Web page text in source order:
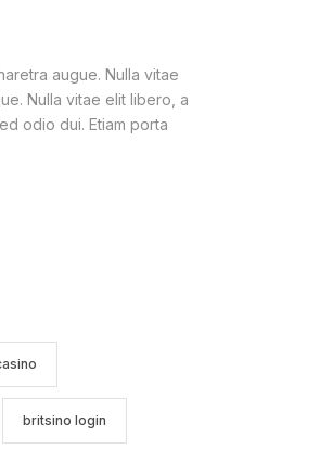
augue. Nulla vitae
Nulla vitae elit libero, a
odio dui. Etiam porta
britsino login